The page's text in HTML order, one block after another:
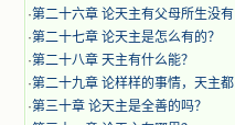
·第二十六章 论天主有父母所生没有
·第二十七章 论天主是怎么有的？
·第二十八章 天主有什么能？
·第二十九章 论样样的事情，天主都
·第三十章 论天主是全善的吗？